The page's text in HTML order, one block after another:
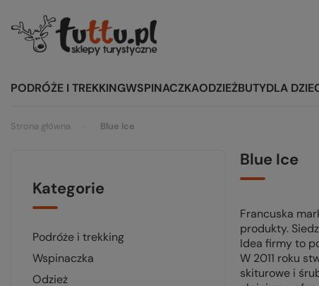
PODRÓŻE I TREKKINGWSPINACZKAODZIEŻBUTYDLA
Strona główna Blue Ice
Kategorie
podróże i trekking
wspinaczka
odzież
Blue Ice
Francuska
produkty.
Idea firmy to
W 2011 roku
skiturowe i